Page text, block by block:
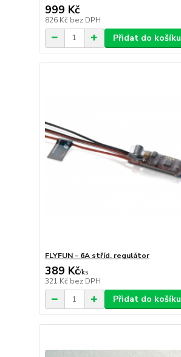
999 Kč
826 Kč bez DPH
Přidat do košíku
FLYFUN - 6A stříd. regulátor
389 Kč/ks
321 Kč bez DPH
Přidat do košíku